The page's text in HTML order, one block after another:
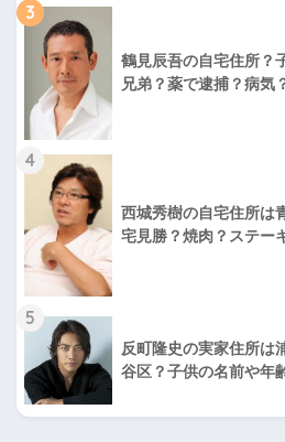
3
鶴見辰吾の自宅住所？
兄弟？薬で逮捕？病気
4
西城秀樹の自宅住所は
宅見勝？焼肉？ステー
5
反町隆史の実家住所は
谷区？子供の名前や年